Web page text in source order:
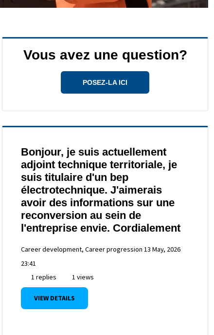
Vous avez une question?
POSEZ-LA ICI
Bonjour, je suis actuellement
adjoint technique territoriale, je
suis titulaire d'un bep
électrotechnique. J'aimerais
avoir des informations sur une
reconversion au sein de
l'entreprise envie. Cordialement
Career development, Career progression 13 May, 2026
23:41
1 replies
1 views
VIEW DETAILS